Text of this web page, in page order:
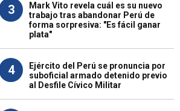
3
Mark Vito revela cuál es su nuevo
trabajo tras abandonar Perú de
forma sorpresiva: "Es fácil ganar
plata"
4
Ejército del Perú se pronuncia por
suboficial armado detenido previo
al Desfile Cívico Militar